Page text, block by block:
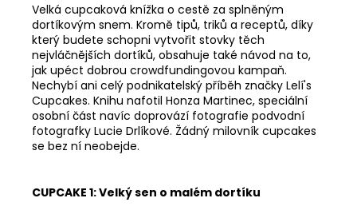
Velká cupcaková knížka o cestě za splněným
dortíkovým snem. Kromě tipů, triků a receptů, díky
který budete schopni vytvořit stovky těch
nejvláčnějších dortíků, obsahuje také návod na to,
jak upéct dobrou crowdfundingovou kampaň.
Nechybí ani celý podnikatelský příběh značky Lelí's
Cupcakes. Knihu nafotil Honza Martinec, speciální
osobní část navíc doprovází fotografie podvodní
fotografky Lucie Drlíkové. Žádný milovník cupcakes
se bez ní neobejde.
CUPCAKE 1: Velký sen o malém dortíku